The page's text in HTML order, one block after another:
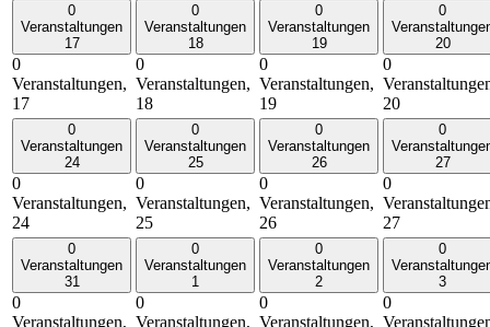
0
Veranstaltungen
17
0
Veranstaltungen,
17
0
Veranstaltungen
18
0
Veranstaltungen,
18
0
Veranstaltungen
19
0
Veranstaltungen,
19
0
20
0
20
0
Veranstaltungen
24
0
Veranstaltungen,
24
0
Veranstaltungen
25
0
Veranstaltungen,
25
0
Veranstaltungen
26
0
Veranstaltungen,
26
0
27
0
27
0
Veranstaltungen
31
0
Veranstaltungen,
0
Veranstaltungen
1
0
Veranstaltungen,
0
Veranstaltungen
2
0
Veranstaltungen,
0
3
0